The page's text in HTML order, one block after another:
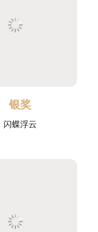
银奖
闪蝶浮云